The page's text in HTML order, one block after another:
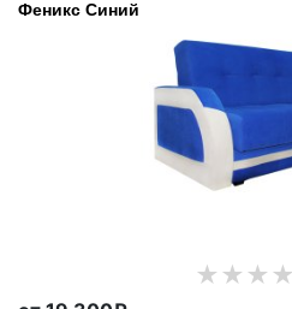
Феникс Синий